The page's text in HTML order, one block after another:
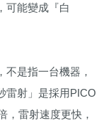
可能變成『白
是指一台機器，
雷射」是採用PICO
，雷射速度更快，